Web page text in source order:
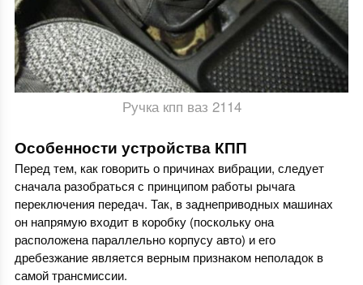
Ручка кпп ваз 2114
Особенности устройства КПП
Перед тем, как говорить о причинах вибрации, следует
сначала разобраться с принципом работы рычага
переключения передач. Так, в заднеприводных машинах
он напрямую входит в коробку (поскольку она
расположена параллельно корпусу авто) и его
дребезжание является верным признаком неполадок в
самой трансмиссии.